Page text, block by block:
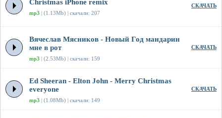
Christmas iPhone remix
mp3 | (1.13Mb) | скачали: 207
СКАЧАТЬ
Вячеслав Мясников - Новый Год мандарин
мне в рот
mp3 | (2.53Mb) | скачали: 159
СКАЧАТЬ
Ed Sheeran - Elton John - Merry Christmas
everyone
mp3 | (1.08Mb) | скачали: 149
СКАЧАТЬ